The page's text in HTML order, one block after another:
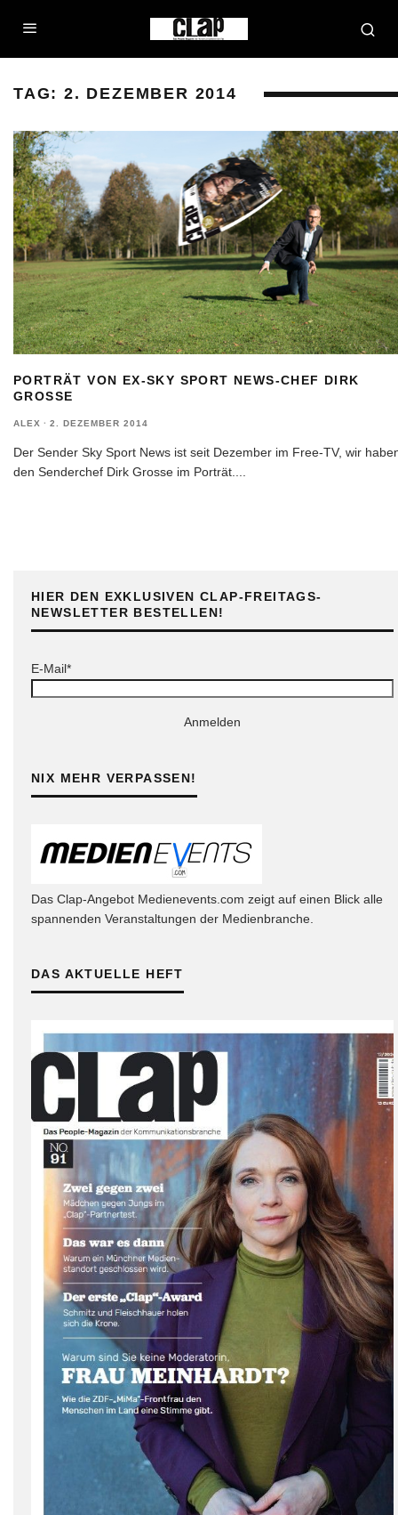
TAG: 2. DEZEMBER 2014
PORTRÄT VON EX-SKY SPORT NEWS-CHEF DIRK
GROSSE
ALEX · 2. DEZEMBER 2014
Der Sender Sky Sport News ist seit Dezember im Free-TV, wir
den Senderchef Dirk Grosse im Porträt.
HIER DEN EXKLUSIVEN CLAP-FREITAGS-
NEWSLETTER BESTELLEN!
E-Mail*
Anmelden
NIX MEHR VERPASSEN!
Das Clap-Angebot Medienevents.com zeigt auf einen Blick alle
spannenden Veranstaltungen der Medienbranche.
DAS AKTUELLE HEFT